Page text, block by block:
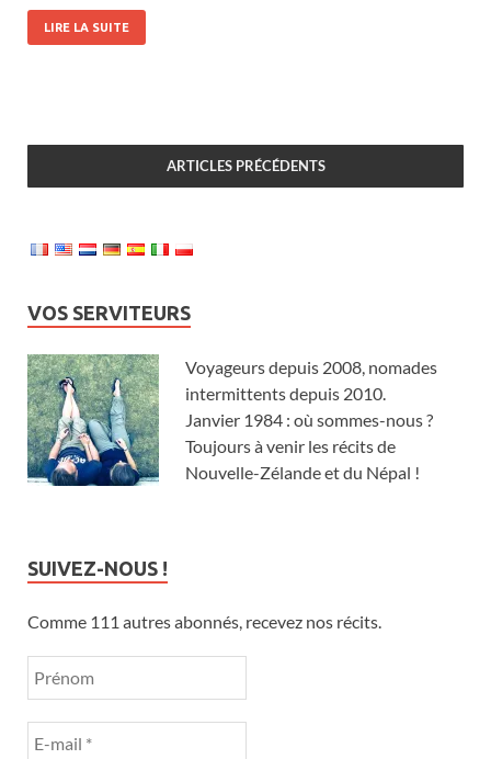
LIRE LA SUITE
ARTICLES PRÉCÉDENTS
VOS SERVITEURS
Voyageurs depuis 2008, nomades
intermittents depuis 2010.
Janvier 1984 : où sommes-nous ?
Toujours à venir les récits de
Nouvelle-Zélande et du Népal !
SUIVEZ-NOUS !
Comme 111 autres abonnés, recevez nos récits.